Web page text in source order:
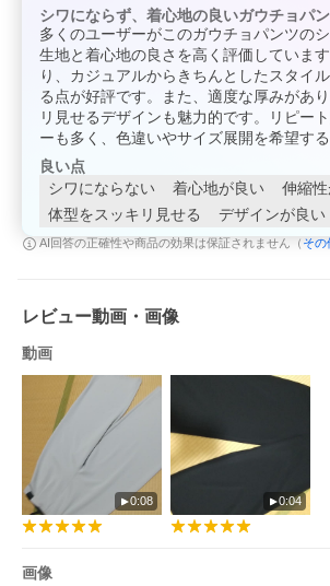
シワにならず、着心地の良いガウチョパ
多くのユーザーがこのガウチョパンツの
生地と着心地の良さを高く評価していま
り、カジュアルからきちんとしたスタイ
る点が好評です。また、適度な厚みがあ
リ見せるデザインも魅力的です。リピー
ーも多く、色違いやサイズ展開を希望する
良い点
シワにならない
着心地が良い
伸縮
体型をスッキリ見せる
デザインが良い
AI回答の正確性や商品の効果は保証されません（ その
レビュー動画・画像
動画
0:08 0:04
画像